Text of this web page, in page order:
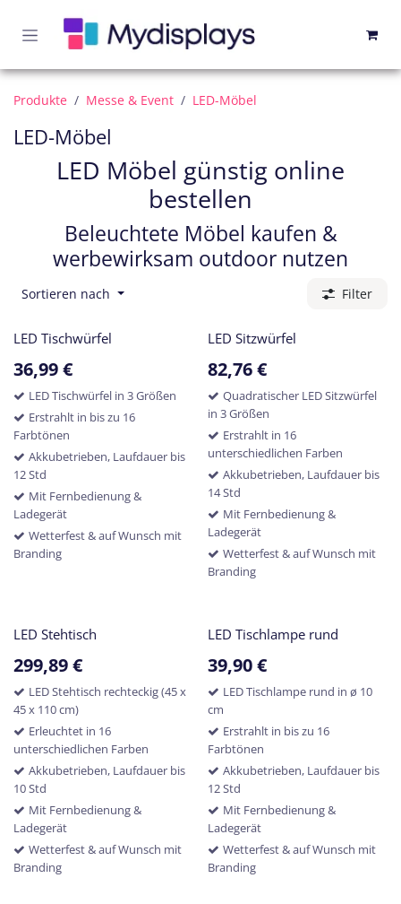
Produkte Messe & Event LED-Möbel
LED-Möbel
LED Möbel günstig online
bestellen
Beleuchtete Möbel kaufen &
werbewirksam outdoor nutzen
Sortieren nach Filter
LED Tischwürfel
36,99€
LED Tischwürfel in 3 Größen
Erstrahlt in bis zu 16
Farbtönen
Akkubetrieben, Laufdauer bis
12 Std
Mit Fernbedienung &
Ladegerät
Wetterfest & auf Wunsch mit
Branding
LED Sitzwürfel
82,76€
Quadratischer LED Sitzwürfel
in 3 Größen
Erstrahlt in 16
unterschiedlichen Farben
Akkubetrieben, Laufdauer bis
14 Std
Mit Fernbedienung &
Ladegerät
Wetterfest & auf Wunsch mit
Branding
LED Stehtisch
299,89€
LED Stehtisch rechteckig (45 x
45 x 110 cm)
Erleuchtet in 16
unterschiedlichen Farben
Akkubetrieben, Laufdauer bis
10 Std
Mit Fernbedienung &
Ladegerät
Wetterfest & auf Wunsch mit
Branding
LED Tischlampe rund
39,90€
LED Tischlampe rund in ø 10
cm
Erstrahlt in bis zu 16
Farbtönen
Akkubetrieben, Laufdauer bis
12 Std
Mit Fernbedienung &
Ladegerät
Wetterfest & auf Wunsch mit
Branding